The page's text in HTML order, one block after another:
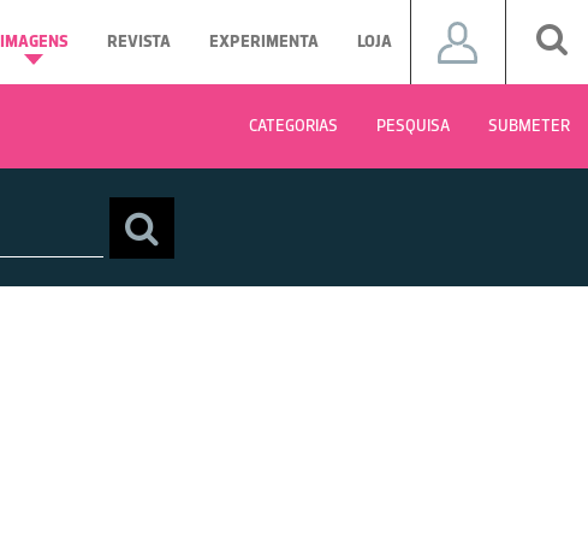
IMAGENS REVISTA EXPERIMENTA LOJA
CATEGORIAS PESQUISA SUBMETER